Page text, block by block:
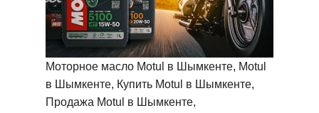
Моторное масло Motul в Шымкенте, Motul
в Шымкенте, Купить Motul в Шымкенте,
Продажа Motul в Шымкенте,